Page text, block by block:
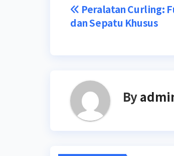
Post
navigation
Peralatan Curling:
dan Sepatu Khusus
By